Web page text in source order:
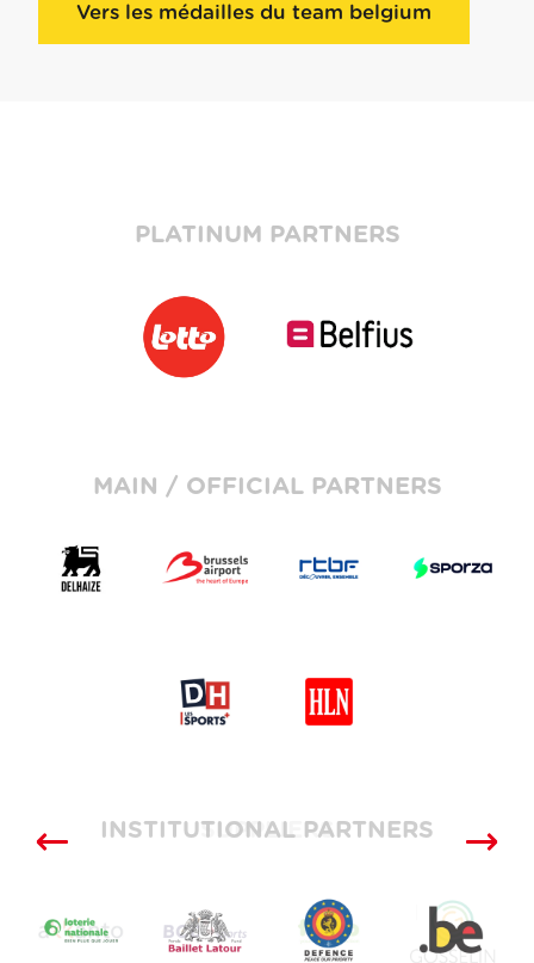
Vers les médailles du team belgium
PLATINUM PARTNERS
MAIN / OFFICIAL PARTNERS
SUPPLIERS
INSTITUTIONAL PARTNERS